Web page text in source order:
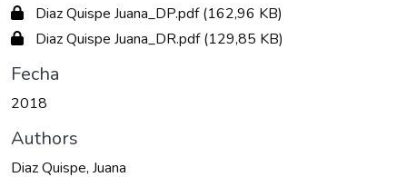
Diaz Quispe Juana_DP.pdf(162,96 KB)
Diaz Quispe Juana_DR.pdf(129,85 KB)
Fecha
2018
Authors
Diaz Quispe, Juana